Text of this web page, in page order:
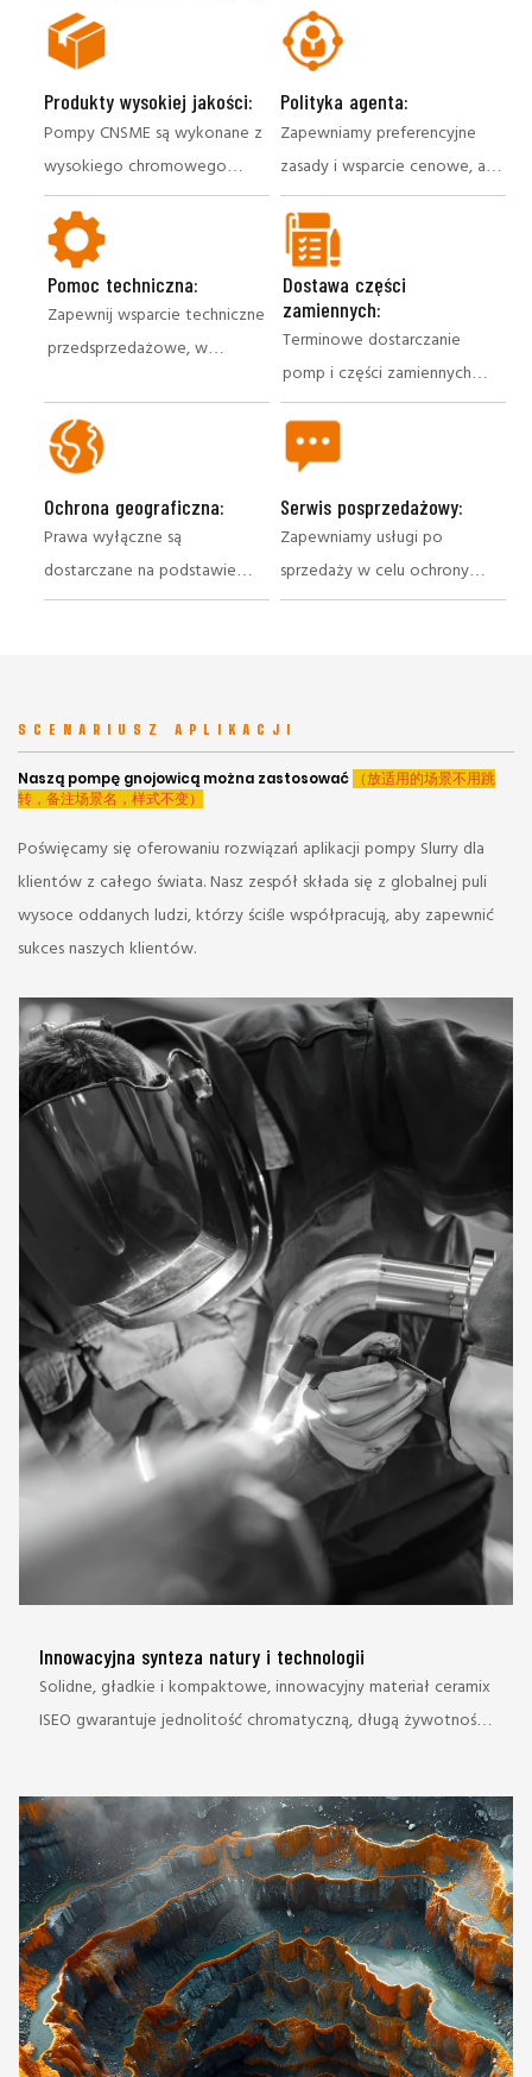
Produkty wysokiej jakości:
Pompy CNSME są wykonane z
wysokiego chromowego
stopu i gumy opornej na
zużycie, aby wydłużyć
żywotność produktu.
Dostępne są dostosowane
Polityka agenta:
Zapewniamy preferencyjne
zasady i wsparcie cenowe, aby
zmaksymalizować zysk agenta
Pomoc techniczna:
Zapewnij wsparcie techniczne
przedsprzedażowe, w
celu rozwiązywania
problemów z klientami
Dostawa części
zamiennych:
Terminowe dostarczanie
pomp i części zamiennych
zapewnia płynne
prowadzenie firmy
Ochrona geograficzna:
Prawa wyłączne są
dostarczane na podstawie
segmentacji rynku
Serwis posprzedażowy:
Zapewniamy usługi po
sprzedaży w celu ochrony
interesów agentów i klientów
SCENARIUSZ APLIKACJI
Naszą pompę gnojowicą można zastosować
（放适用的场景不用跳
转，备注场景名，样式不变）
Poświęcamy się oferowaniu rozwiązań aplikacji pompy Slurry dla
klientów z całego świata. Nasz zespół składa się z globalnej puli
wysoce oddanych ludzi, którzy ściśle współpracują, aby zapewnić
sukces naszych klientów.
Innowacyjna synteza natury i technologii
Solidne, gładkie i kompaktowe, innowacyjny materiał ceramix
ISEO gwarantuje jednolitość chromatyczną, długą żywotność i